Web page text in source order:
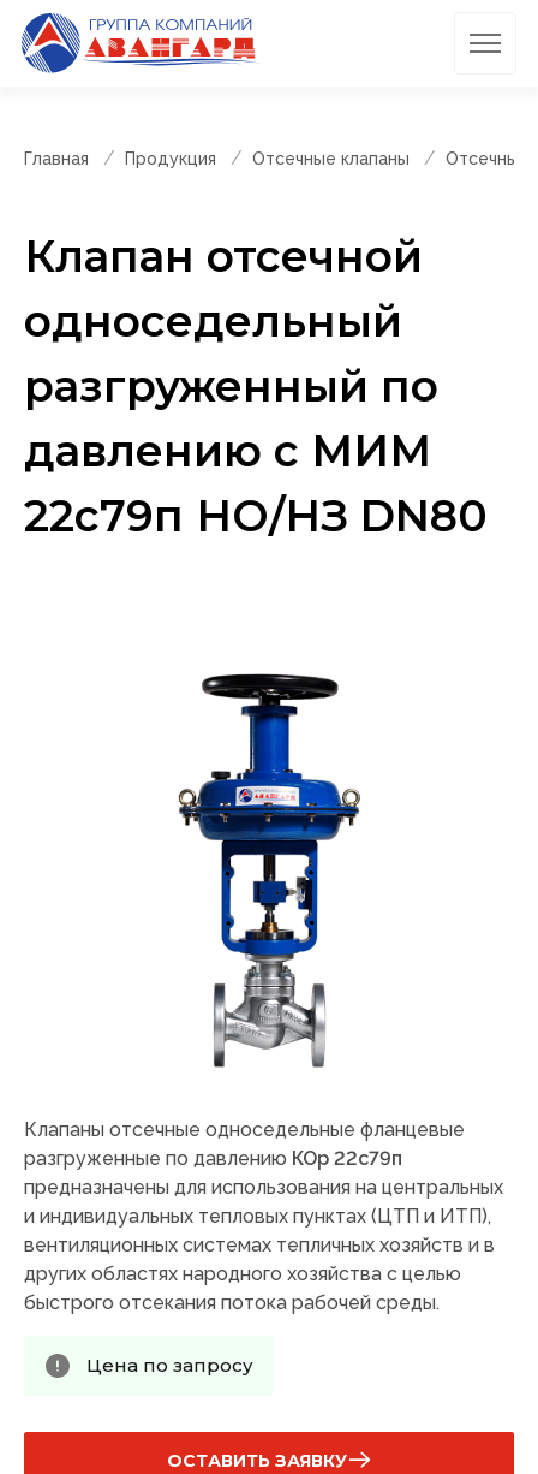
Главная Продукция Отсечные клапаны Отсечные
Клапан отсечной
односедельный
разгруженный по
давлению с МИМ
22с79п НО/НЗ DN80
Клапаны отсечные односедельные фланцевые
разгруженные по давлению КОр 22с79п
предназначены для использования на центральных
и индивидуальных тепловых пунктах (ЦТП и ИТП),
вентиляционных системах тепличных хозяйств и в
других областях народного хозяйства с целью
быстрого отсекания потока рабочей среды.
Цена по запросу
ОСТАВИТЬ ЗАЯВКУ